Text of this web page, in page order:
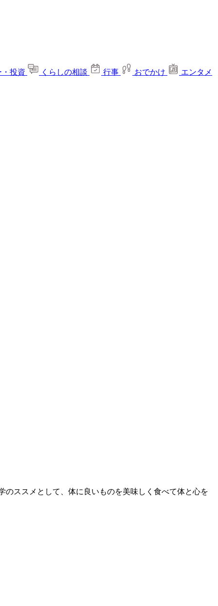
投資 くらしの相談 行事 おでかけ エンタメ
ススメとして、体に良いものを美味しく食べて体と心を